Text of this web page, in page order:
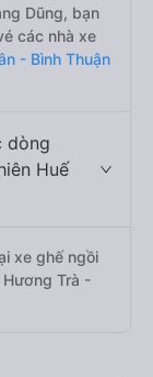
Dũng, bạn
các nhà xe
- Bình Thuận
dòng
Huế
xe ghế ngồi
Hương Trà -